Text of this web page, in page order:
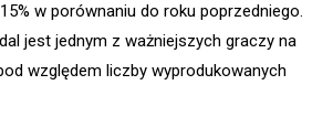
w porównaniu do roku poprzedniego.
jest jednym z ważniejszych graczy na
względem liczby wyprodukowanych